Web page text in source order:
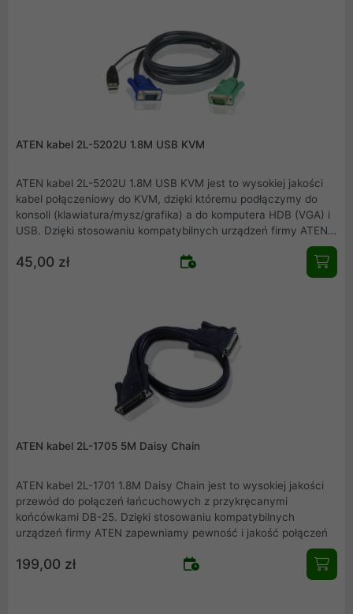
ATEN kabel 2L-5202U 1.8M USB KVM
ATEN kabel 2L-5202U 1.8M USB KVM jest to wysokiej jakości
kabel połączeniowy do KVM, dzięki któremu podłączymy do
konsoli (klawiatura/mysz/grafika) a do komputera HDB (VGA) i
USB. Dzięki stosowaniu kompatybilnych urządzeń firmy ATEN
45,00 zł
ATEN kabel 2L-1705 5M Daisy Chain
ATEN kabel 2L-1701 1.8M Daisy Chain jest to wysokiej jakości
przewód do połączeń łańcuchowych z przykręcanymi
końcówkami DB-25. Dzięki stosowaniu kompatybilnych
urządzeń firmy ATEN zapewniamy pewność i jakość połączeń
199,00 zł